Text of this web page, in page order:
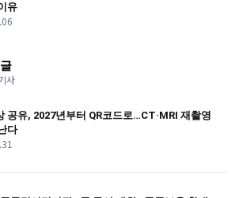
유
사
공유, 2027년부터 QR코드로…CT·MRI 재촬영
다